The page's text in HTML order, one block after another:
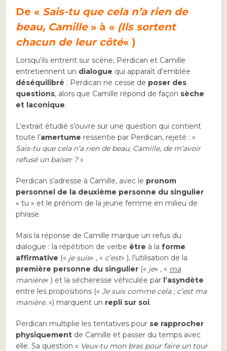
De « Sais-tu que cela n’a rien de
beau, Camille» à « (Ils sortent
chacun de leur côté« )
Lorsqu’ils entrent sur scène, Perdican et Camille
entretiennent un dialogue qui apparaît d’emblée
déséquilibré : Perdican ne cesse de poser des
questions, alors que Camille répond de façon sèche
et laconique.
L’extrait étudié s’ouvre sur une question qui contient
toute l’amertume ressentie par Perdican, rejeté : «
Sais-tu que cela n’a rien de beau, Camille, de m’avoir
refusé un baiser ?»
Perdican s’adresse à Camille, avec le pronom
personnel de la deuxième personne du singulier
« tu » et le prénom de la jeune femme en milieu de
phrase.
Mais la réponse de Camille marque un refus du
dialogue : la répétition de verbe être à laforme
affirmative (« je suis« , « c’est« ), l’utilisation de la
première personne du singulier (« je« , « ma
manière« ) et la sécheresse véhiculée par l’asyndète
entre les propositions («Je suis comme cela ; c’est ma
manière.») marquent un repli sur soi.
Perdican multiplie les tentatives pour se rapprocher
physiquement de Camille et passer du temps avec
elle. Sa question « Veux-tu mon bras pour faire un tour